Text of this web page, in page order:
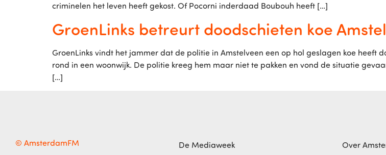
criminelen het leven heeft gekost. Of Pocorni inderdaad Boubouh heeft […]
GroenLinks betreurt doodschieten koe
GroenLinks vindt het jammer dat de politie in Amstelveen een op hol geslagen koe heeft
rond in een woonwijk. De politie kreeg hem maar niet te pakken en vond de situatie
[…]
© AmsterdamFM
De Mediaweek
Over